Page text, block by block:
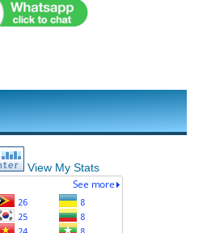
View My Stats